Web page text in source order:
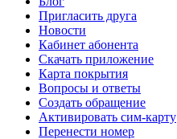
Пригласить друга
Новости
Кабинет абонента
Скачать приложение
Карта покрытия
Вопросы и ответы
Создать обращение
Активировать сим-карту
Перенести номер